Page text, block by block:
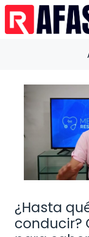
Saltar
contenido
¿Hasta
conducir?